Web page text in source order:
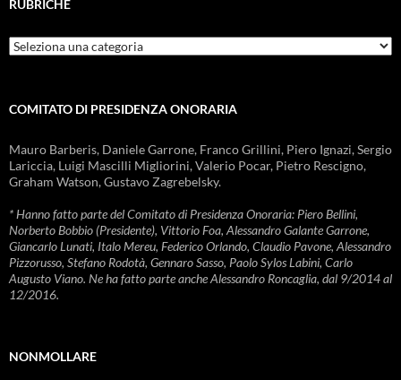
RUBRICHE
Rubriche
COMITATO DI PRESIDENZA ONORARIA
Mauro Barberis, Daniele Garrone, Franco Grillini, Piero Ignazi, Sergio
Lariccia, Luigi Mascilli Migliorini, Valerio Pocar, Pietro Rescigno,
Graham Watson, Gustavo Zagrebelsky.
* Hanno fatto parte del Comitato di Presidenza Onoraria: Piero Bellini,
Norberto Bobbio (Presidente), Vittorio Foa, Alessandro Galante Garrone,
Giancarlo Lunati, Italo Mereu, Federico Orlando, Claudio Pavone, Alessandro
Pizzorusso, Stefano Rodotà, Gennaro Sasso, Paolo Sylos Labini, Carlo
Augusto Viano. Ne ha fatto parte anche Alessandro Roncaglia, dal 9/2014 al
12/2016.
NONMOLLARE